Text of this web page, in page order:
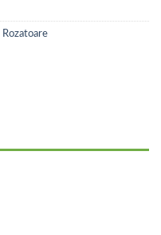
Rozatoare